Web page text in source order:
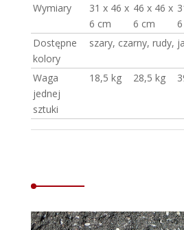
Wymiary
31 x 46 x
6 cm
46 x 46 x
6 cm
Dostępne
kolory
szary, czarny, rudy,
Waga
jednej
sztuki
18,5 kg 28,5 kg